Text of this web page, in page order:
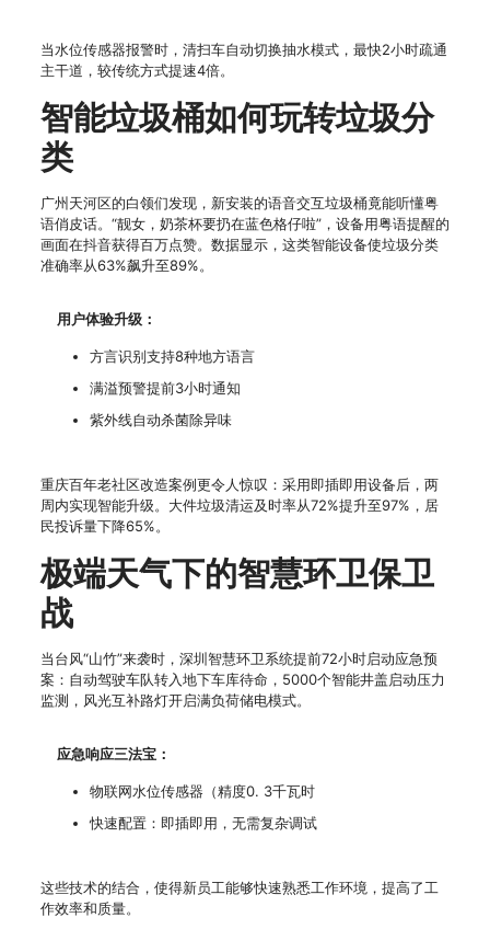
当水位传感器报警时，清扫车自动切换抽水模式，最快2小时疏通
主干道，较传统方式提速4倍。
智能垃圾桶如何玩转垃圾分
类
广州天河区的白领们发现，新安装的语音交互垃圾桶竟能听懂粤
语俏皮话。“靓女，奶茶杯要扔在蓝色格仔啦”，设备用粤语提醒的
画面在抖音获得百万点赞。数据显示，这类智能设备使垃圾分类
准确率从63%飙升至89%。
用户体验升级：
方言识别支持8种地方语言
满溢预警提前3小时通知
紫外线自动杀菌除异味
重庆百年老社区改造案例更令人惊叹：采用即插即用设备后，两
周内实现智能升级。大件垃圾清运及时率从72%提升至97%，居
民投诉量下降65%。
极端天气下的智慧环卫保卫
战
当台风“山竹”来袭时，深圳智慧环卫系统提前72小时启动应急预
案：自动驾驶车队转入地下车库待命，5000个智能井盖启动压力
监测，风光互补路灯开启满负荷储电模式。
应急响应三法宝：
物联网水位传感器（精度0. 3千瓦时
快速配置：即插即用，无需复杂调试
这些技术的结合，使得新员工能够快速熟悉工作环境，提高了工
作效率和质量。